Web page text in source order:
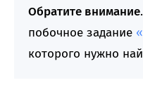
Обратите внимание
побочное задание
которого нужно